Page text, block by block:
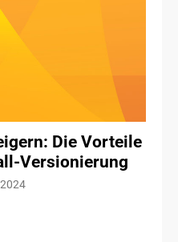
Die Vorteile
Versionierung